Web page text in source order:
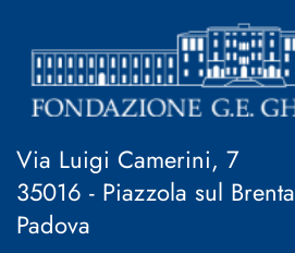
Via Luigi Camerini, 7
35016 - Piazzola sul Brenta
Padova